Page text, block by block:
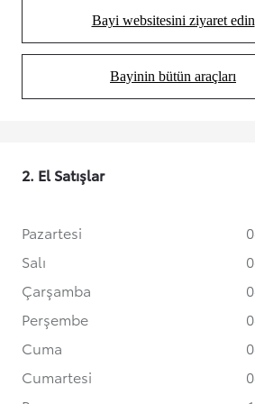
Bayi websitesini ziyaret edin
(Opens in
Bayinin bütün araçları
(Opens in
2. El Satışlar
Pazartesi
Salı
Çarşamba
Perşembe
Cuma
Cumartesi